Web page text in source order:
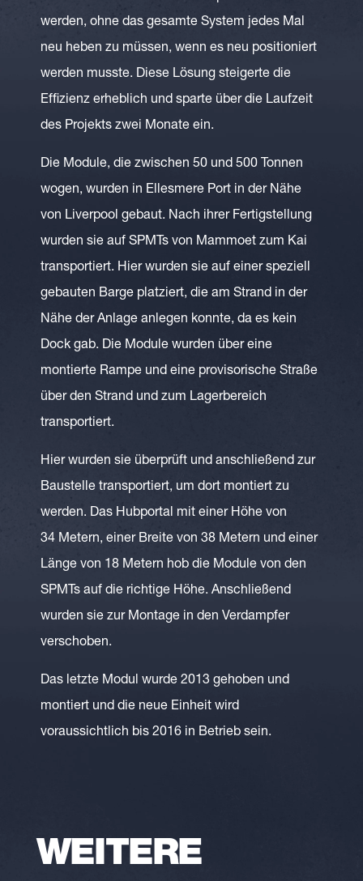
werden, ohne das gesamte System jedes Mal
neu heben zu müssen, wenn es neu positioniert
werden musste. Diese Lösung steigerte die
Effizienz erheblich und sparte über die Laufzeit
des Projekts zwei Monate ein.
Die Module, die zwischen 50 und 500 Tonnen
wogen, wurden in Ellesmere Port in der Nähe
von Liverpool gebaut. Nach ihrer Fertigstellung
wurden sie auf SPMTs von Mammoet zum Kai
transportiert. Hier wurden sie auf einer speziell
gebauten Barge platziert, die am Strand in der
Nähe der Anlage anlegen konnte, da es kein
Dock gab. Die Module wurden über eine
montierte Rampe und eine provisorische Straße
über den Strand und zum Lagerbereich
transportiert.
Hier wurden sie überprüft und anschließend zur
Baustelle transportiert, um dort montiert zu
werden. Das Hubportal mit einer Höhe von
34 Metern, einer Breite von 38 Metern und einer
Länge von 18 Metern hob die Module von den
SPMTs auf die richtige Höhe. Anschließend
wurden sie zur Montage in den Verdampfer
verschoben.
Das letzte Modul wurde 2013 gehoben und
montiert und die neue Einheit wird
voraussichtlich bis 2016 in Betrieb sein.
WEITERE